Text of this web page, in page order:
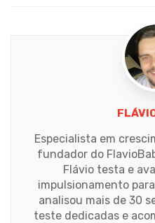
Especialista em
fundador do
Flávio testa e
impulsionamento
analisou mais de 30
teste dedicadas e